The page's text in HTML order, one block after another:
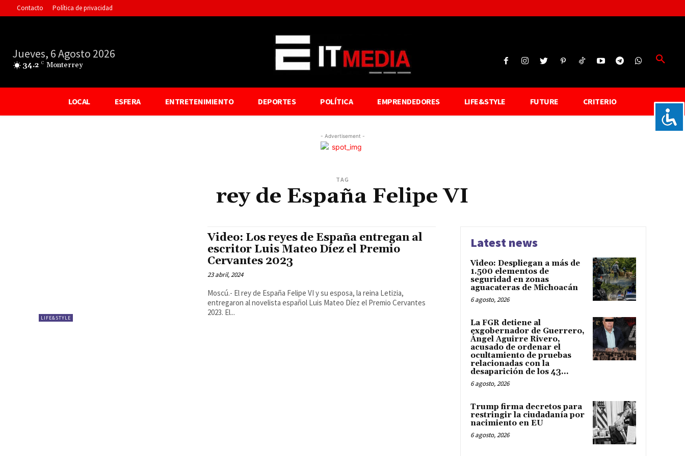
Contacto Política de privacidad
Jueves, 6 Agosto 2026
34.2 C Monterrey
LOCAL ESFERA ENTRETENIMIENTO DEPORTES POLÍTICA EMPRENDEDORES LIFE&STYLE FUTURE CRITERIO
- Advertisement -
TAG
rey de España Felipe VI
LIFE&STYLE
Video: Los reyes de España entregan al
escritor Luis Mateo Díez el Premio
Cervantes 2023
23 abril, 2024
Moscú.- El rey de España Felipe VI y su esposa, la reina Letizia,
entregaron al novelista español Luis Mateo Díez el Premio Cervantes
2023. El...
Latest news
Video: Despliegan a más de
1.500 elementos de
seguridad en zonas
aguacateras de Michoacán
6 agosto, 2026
La FGR detiene al
exgobernador de Guerrero,
Ángel Aguirre Rivero,
acusado de ordenar el
ocultamiento de pruebas
relacionadas con la
desaparición de los 43...
6 agosto, 2026
Trump firma decretos para
restringir la ciudadanía por
nacimiento en EU
6 agosto, 2026